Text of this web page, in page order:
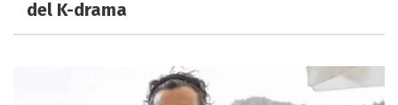
del K-drama